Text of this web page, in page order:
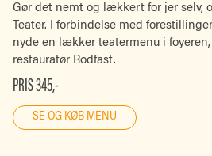
Gør det nemt og lækkert for jer selv,
Teater. I forbindelse med
nyde en lækker teatermenu i
restauratør Rodfast.
PRIS 345,-
SE OG KØB MENU